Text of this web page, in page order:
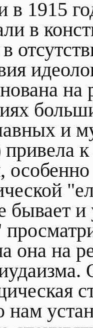
в 1915
в
в
на
и
привела
бывает
она на
нам